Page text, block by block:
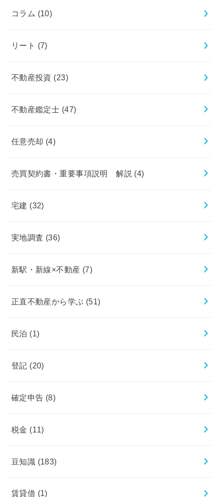
コラム (10)
リート (7)
不動産投資 (23)
不動産鑑定士 (47)
任意売却 (4)
売買契約書・重要事項説明 解説 (4)
宅建 (32)
実地調査 (36)
新駅・新線×不動産 (7)
正直不動産から学ぶ (51)
民泊 (1)
登記 (20)
確定申告 (8)
税金 (11)
豆知識 (183)
賃貸借 (1)